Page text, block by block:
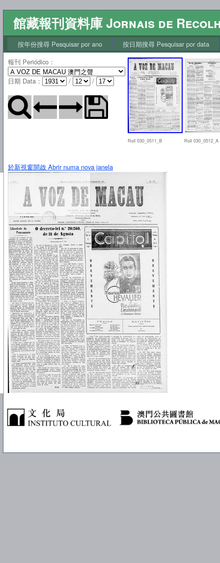
館藏報刊資料庫 Jornais de
按年份搜尋 Pesquisar por ano
按日期搜尋 Pesquisar por data
報刊 Periódico ：
日期 Data ： / /
Roll 030_0511_B Roll 030_0512_A
於新視窗開啟 Abrir numa nova janela